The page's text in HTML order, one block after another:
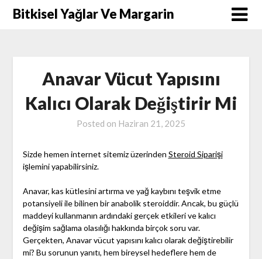
SkipBitkisel Yağlar Ve Margarin
Anavar Vücut Yapısını
Kalıcı Olarak Değiştirir Mi
Posted on Haziran 21, 2025
Sizde hemen internet sitemiz üzerinden Steroid Siparişi
işlemini yapabilirsiniz.
Anavar, kas kütlesini artırma ve yağ kaybını teşvik etme
potansiyeli ile bilinen bir anabolik steroiddir. Ancak, bu güçlü
maddeyi kullanmanın ardındaki gerçek etkileri ve kalıcı
değişim sağlama olasılığı hakkında birçok soru var.
Gerçekten, Anavar vücut yapısını kalıcı olarak değiştirebilir
mi? Bu sorunun yanıtı, hem bireysel hedeflere hem de